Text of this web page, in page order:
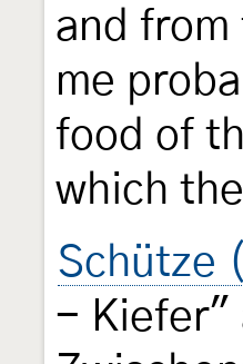
and from
me
food of
which
Schütze
- Kiefer"